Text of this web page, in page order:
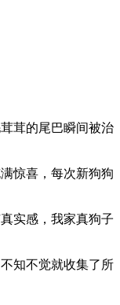
茸的尾巴瞬间被治
惊喜，每次新狗狗
实感，我家真狗子
知不觉就收集了所